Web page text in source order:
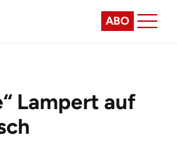
ABO
Lampert auf